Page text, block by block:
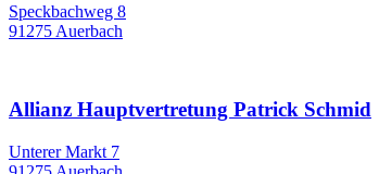
Speckbachweg 8
91275 Auerbach
Allianz Hauptvertretung Patrick Schmid
Unterer Markt 7